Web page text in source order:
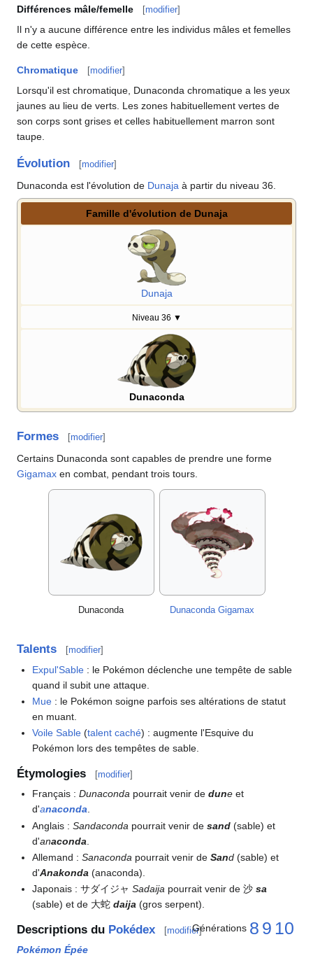
Différences mâle/femelle [modifier]
Il n'y a aucune différence entre les individus mâles et femelles
de cette espèce.
Chromatique [modifier]
Lorsqu'il est chromatique, Dunaconda chromatique a les yeux
jaunes au lieu de verts. Les zones habituellement vertes de
son corps sont grises et celles habituellement marron sont
taupe.
Évolution [modifier]
Dunaconda est l'évolution de Dunaja à partir du niveau 36.
Famille d'évolution de Dunaja
Dunaja
Niveau 36 ▼
Dunaconda
Formes [modifier]
Certains Dunaconda sont capables de prendre une forme
Gigamax en combat, pendant trois tours.
Dunaconda Dunaconda Gigamax
Talents [modifier]
Expul'Sable : le Pokémon déclenche une tempête de sable
quand il subit une attaque.
Mue : le Pokémon soigne parfois ses altérations de statut
en muant.
Voile Sable (talent caché) : augmente l'Esquive du
Pokémon lors des tempêtes de sable.
Étymologies [modifier]
Français :Dunaconda pourrait venir dedune et
d'anaconda
Anglais :Sandaconda pourrait venir desand (sable) et
d'anaconda
Allemand :Sanaconda pourrait venir deSand (sable) et
d'Anakonda (anaconda).
Japonais : サダイジャSadaija pourrait venir de 沙sa
(sable) et de 大蛇daija (gros serpent).
Descriptions du Pokédex [modifier]
Générations 8 9 10
Pokémon Épée